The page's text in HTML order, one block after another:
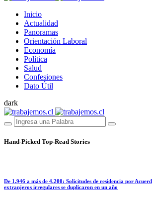
Inicio
Actualidad
Panoramas
Orientación Laboral
Economía
Política
Salud
Confesiones
Dato Útil
dark
Hand-Picked Top-Read Stories
De 1.946 a más de 4.200: Solicitudes de residencia por
extranjeros irregulares se duplicaron en un año